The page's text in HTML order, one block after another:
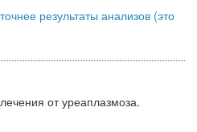
результаты анализов (это
от уреаплазмоза.